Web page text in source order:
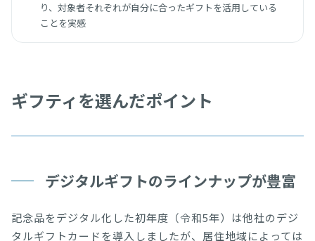
り、対象者それぞれが自分に合ったギフトを活用している
ことを実感
ギフティを選んだポイント
デジタルギフトのラインナップが豊富
記念品をデジタル化した初年度（令和5年）は他社のデジ
タルギフトカードを導入しましたが、居住地域によっては